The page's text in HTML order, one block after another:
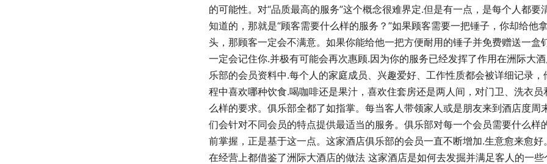
的可能性。对“品质最高的服务”这个概念很难界定.但是有一点，是每个人都要
知道的，那就是“顾客需要什么样的服务？”如果顾客需要一把锤子，你却给他
头，那顾客一定会不满意。如果你能给他一把方便耐用的锤子并免费赠送一盒
一定会记住你.并极有可能会再次惠顾.因为你的服务已经发挥了作用在洲际大
乐部的会员资料中.每个人的家庭成员、兴趣爱好、工作性质都会被详细记录，
程中喜欢哪种饮食.喝咖啡还是果汁，喜欢住套房还是两人间，对门卫、洗衣员
么样的要求。俱乐部全都了如指掌。每当客人带领家人或是朋友来到酒店度周
们会针对不同会员的特点提供最适当的服务。俱乐部对每一个会员需要什么样
前掌握，正是基于这一点。这家酒店俱乐部的会员一直不断增加.生意愈来愈好
在经营上都借鉴了洲际大酒店的做法 这家酒店是如何去发掘并满足客人的一些